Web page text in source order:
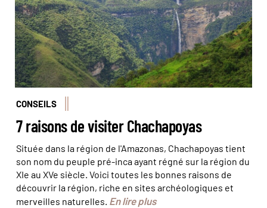
CONSEILS
7 raisons de visiter Chachapoyas
Située dans la région de l'Amazonas, Chachapoyas tient
son nom du peuple pré-inca ayant régné sur la région du
XIe au XVe siècle. Voici toutes les bonnes raisons de
découvrir la région, riche en sites archéologiques et
merveilles naturelles. En lire plus